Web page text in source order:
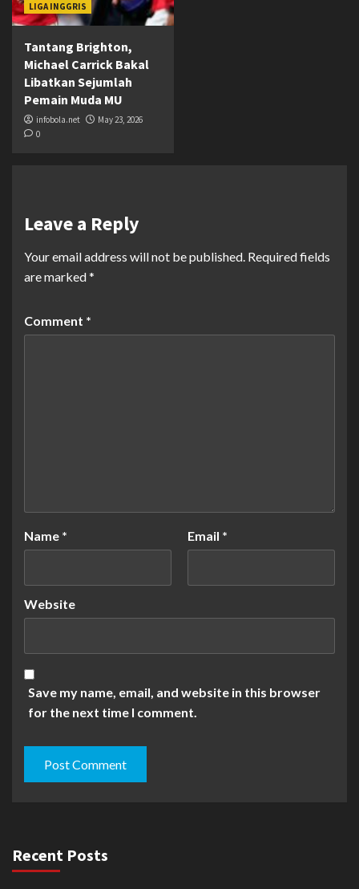
LIGA INGGRIS
Tantang Brighton,
Michael Carrick Bakal
Libatkan Sejumlah
Pemain Muda MU
infobola.net
May 23, 2026
0
Leave a Reply
Your email address will not be published. Required fields
are marked*
Comment *
Name * Email *
Website
Save my name, email, and website in this browser
for the next time I comment.
Recent Posts